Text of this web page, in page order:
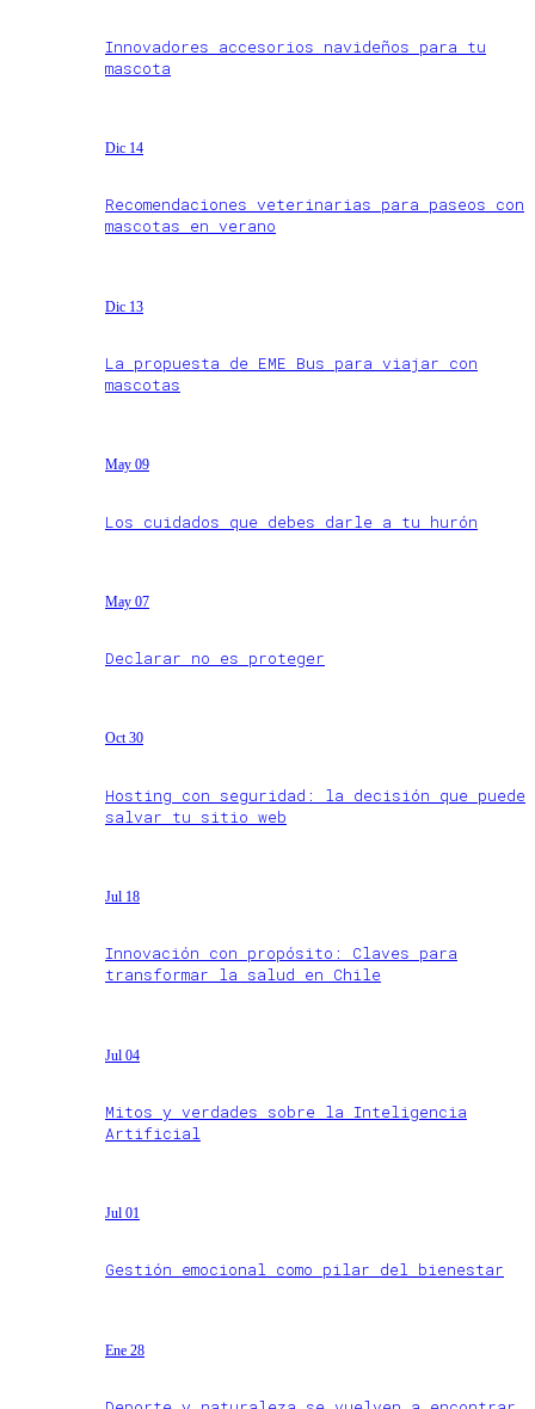
Innovadores accesorios navideños para tu
mascota
Dic 14
Recomendaciones veterinarias para paseos con
mascotas en verano
Dic 13
La propuesta de EME Bus para viajar con
mascotas
May 09
Los cuidados que debes darle a tu hurón
May 07
Declarar no es proteger
Oct 30
Hosting con seguridad: la decisión que puede
salvar tu sitio web
Jul 18
Innovación con propósito: Claves para
transformar la salud en Chile
Jul 04
Mitos y verdades sobre la Inteligencia
Artificial
Jul 01
Gestión emocional como pilar del bienestar
Ene 28